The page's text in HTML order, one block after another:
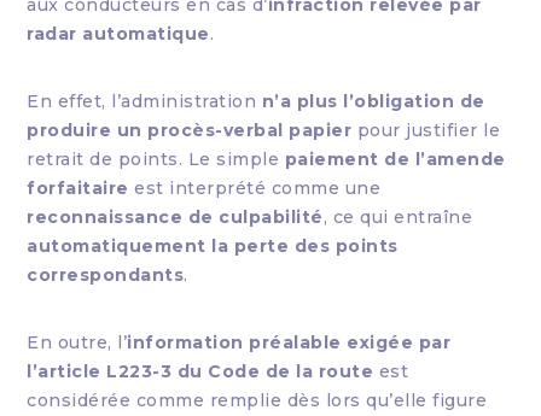
aux conducteurs en cas d’infraction relevée par
radar automatique.
En effet, l’administration n’a plus l’obligation de
produire un procès-verbal papier pour justifier le
retrait de points. Le simple paiement de l’amende
forfaitaire est interprété comme une
reconnaissance de culpabilité, ce qui entraîne
automatiquement la perte des points
correspondants.
En outre, l’information préalable exigée par
l’article L223-3 du Code de la route est
considérée comme remplie dès lors qu’elle figure